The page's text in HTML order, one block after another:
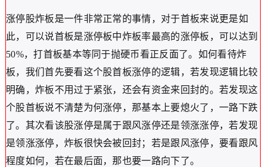
涨停股炸板是一件非常正常的事情，对于首板来说更是如
此，可以说首板是涨停板中炸板率最高的涨停板，可以达到
50%，打首板基本等同于抛硬币看正反面了。如何看待炸
板，我们首先要看这个股首板涨停的逻辑，若发现逻辑比较
明确，炸板不用过于紧张，还会有资金来回封的。若发现这
个股首板说不清楚为何涨停，那基本上要熄火了，一路下跌
了。其次看该股涨停是属于跟风涨停还是领涨涨停，若发现
是领涨涨停，炸板很快会被回封；若是跟风涨停，要看跟风
程度如何，若在最后面，那也要一路向下了。